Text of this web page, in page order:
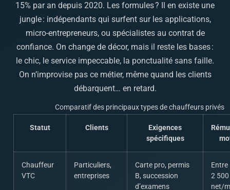
15% par an depuis 2020. Les formules ? Il en existe une
jungle : indépendants qui surfent sur les applications,
micro-entrepreneurs, ou spécialistes au contrat de
confiance. On change de décor, mais il reste les bases :
le chic, le service impeccable, la ponctualité sans faille.
On n’improvise pas ce métier, même quand les clients
débarquent… en retard.
Comparatif des principaux types de chauffeurs privés
Statut Clients
Exigences
spécifiques
Chauffeur
VTC
Particuliers,
entreprises
Carte pro, permis
B, succession
d’examens
Entre
2
net/